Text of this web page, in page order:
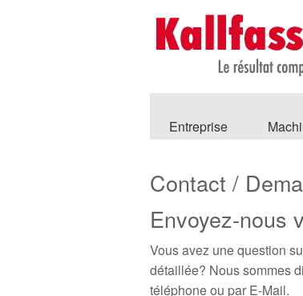
Entreprise
Contact /
Envoyez-nous
Vous avez une question
détaillée? Nous sommes
téléphone ou par E-Mail.